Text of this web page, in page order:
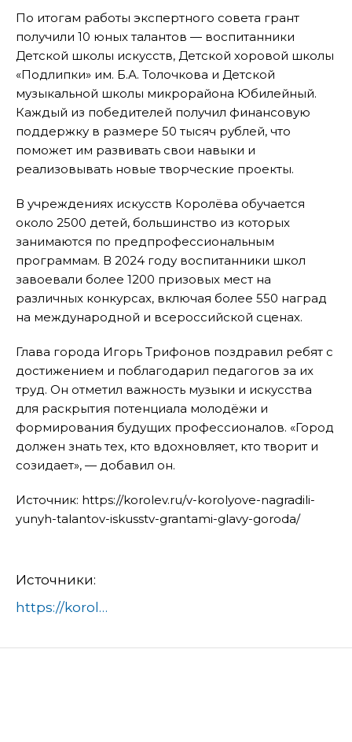
По итогам работы экспертного совета грант
получили 10 юных талантов — воспитанники
Детской школы искусств, Детской хоровой школы
«Подлипки» им. Б.А. Толочкова и Детской
музыкальной школы микрорайона Юбилейный.
Каждый из победителей получил финансовую
поддержку в размере 50 тысяч рублей, что
поможет им развивать свои навыки и
реализовывать новые творческие проекты.
В учреждениях искусств Королёва обучается
около 2500 детей, большинство из которых
занимаются по предпрофессиональным
программам. В 2024 году воспитанники школ
завоевали более 1200 призовых мест на
различных конкурсах, включая более 550 наград
на международной и всероссийской сценах.
Глава города Игорь Трифонов поздравил ребят с
достижением и поблагодарил педагогов за их
труд. Он отметил важность музыки и искусства
для раскрытия потенциала молодёжи и
формирования будущих профессионалов. «Город
должен знать тех, кто вдохновляет, кто творит и
созидает», — добавил он.
Источник: https://korolev.ru/v-korolyove-nagradili-
yunyh-talantov-iskusstv-grantami-glavy-goroda/
Источники:
https://korolev.ru/v-korolyove-nagradili-yunyh-talantov-iskusstv-grantami-glavy-goroda/